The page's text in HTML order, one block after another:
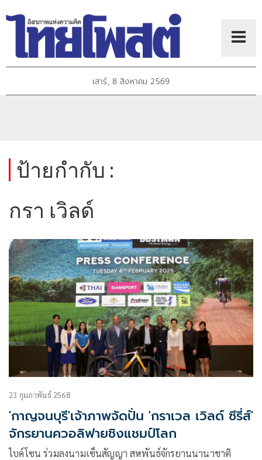
เสาร์, 8 สิงหาคม 2569
ป้ายกำกับ :
กรา เวิลด์
23 กุมภาพันธ์ 2568
'กาญจนบุรี'เจ้าภาพจัดปั่น 'กราเวล เวิลด์ ซีรี่ส์'
จักรยานควอลิฟายชิงแชมป์โลก
ไบค์โซน ร่วมลงนามเซ็นสัญญา สหพันธ์จักรยานนานาชาติ